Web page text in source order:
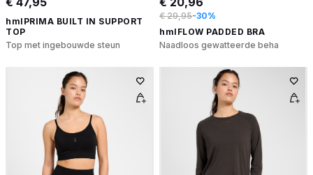
hmlPRIMA BUILT IN SUPPORT
TOP
Top met ingebouwde steun
€ 29,95-30%
hmlFLOW PADDED BRA
Naadloos gewatteerde beha